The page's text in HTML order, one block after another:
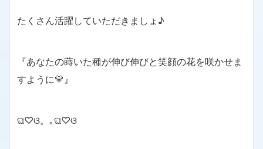
たくさん活躍していただきましょ♪
『あなたの蒔いた種が伸び伸びと笑顔の花を咲かせま
すように💛』
ଘ♡ଓ。｡ଘ♡ଓ